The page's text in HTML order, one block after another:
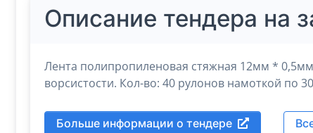
Описание тендера на
Лента полипропиленовая стяжная 12мм *
ворсистости. Кол-во: 40 рулонов намоткой по
Больше информации о тендере